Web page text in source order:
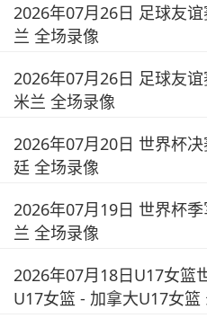
2026年07月26日 足球友
兰 全场录像
2026年07月26日 足球友
米兰 全场录像
2026年07月20日 世界杯
廷 全场录像
2026年07月19日 世界杯
兰 全场录像
2026年07月18日U17女篮
U17女篮 - 加拿大U17女篮